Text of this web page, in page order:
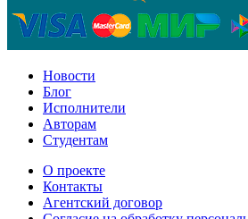
Новости
Блог
Исполнители
Авторам
Студентам
О проекте
Контакты
Агентский договор